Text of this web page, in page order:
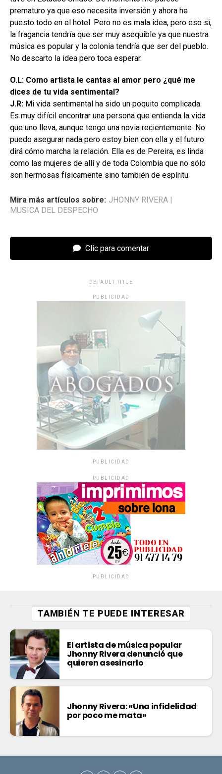
prematuro ya que eso necesita inversión y ahora he
puesto todo en el hotel. Pero no es mala idea, pero eso sí,
la fragancia tendría que ser muy asequible ya que nuestra
música es popular y la colonia tendría que ser del pueblo.
No descarto la idea pero toca esperar.
O.L: Como artista le cantas al amor pero ¿qué me
dices de tu vida sentimental?
J.R: Mi vida sentimental ha sido un poquito complicada.
Es muy difícil encontrar una persona que entienda la vida
que uno lleva, aunque tengo una novia recientemente. No
puedo asegurar nada pero estoy bien con ella y el futuro
dirá cómo marcha la relación. Ella es de Pereira, es linda
como las mujeres de allí y de toda Colombia que no sólo
son hermosas físicamente sino también de espíritu.
Mira más artículos sobre: JHONNY RIVERA
MUSICA DEL DESPECHO
Clic para comentar
DEFAULT TITLE
PUBLICIDAD
PUBLICIDAD
PUBLICIDAD
PUBLICIDAD
TAMBIÉN TE PUEDE INTERESAR
El artista de música popular
Jhonny Rivera denunció que
quieren asesinarlo
Jhonny Rivera: «Una infidelidad
por poco me mata»